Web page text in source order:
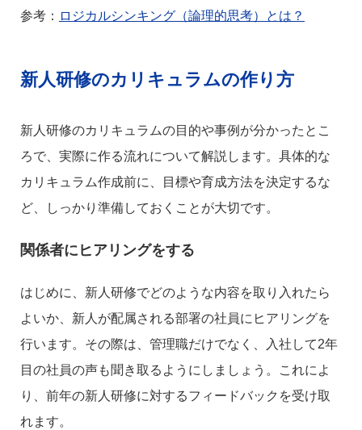
参考： ロジカルシンキング（論理的思考）とは？
新人研修のカリキュラムの作り方
新人研修のカリキュラムの目的や事例が分かったとこ
ろで、実際に作る流れについて解説します。具体的な
カリキュラム作成前に、目標や育成方法を決定するな
ど、しっかり準備しておくことが大切です。
関係者にヒアリングをする
はじめに、新人研修でどのような内容を取り入れたら
よいか、新人が配属される部署の社員にヒアリングを
行います。その際は、管理職だけでなく、入社して2年
目の社員の声も聞き取るようにしましょう。これによ
り、前年の新人研修に対するフィードバックを受け取
れます。